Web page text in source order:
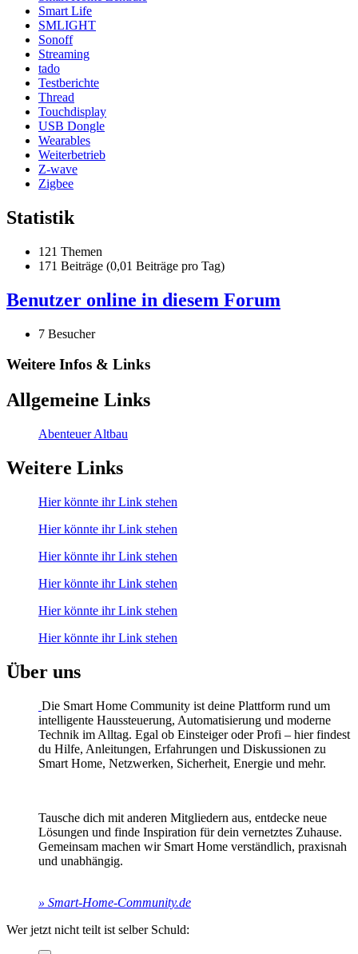
Smart Life
SMLIGHT
Sonoff
Streaming
tado
Testberichte
Thread
Touchdisplay
USB Dongle
Wearables
Weiterbetrieb
Z-wave
Zigbee
Statistik
121 Themen
171 Beiträge (0,01 Beiträge pro Tag)
Benutzer online in diesem Forum
7 Besucher
Weitere Infos & Links
Allgemeine Links
Abenteuer Altbau
Weitere Links
Hier könnte ihr Link stehen
Hier könnte ihr Link stehen
Hier könnte ihr Link stehen
Hier könnte ihr Link stehen
Hier könnte ihr Link stehen
Hier könnte ihr Link stehen
Über uns
Die Smart Home Community ist deine Plattform rund um
intelligente Haussteuerung, Automatisierung und moderne
Technik im Alltag. Egal ob Einsteiger oder Profi – hier findest
du Hilfe, Anleitungen, Erfahrungen und Diskussionen zu
Smart Home, Netzwerken, Sicherheit, Energie und mehr.
Tausche dich mit anderen Mitgliedern aus, entdecke neue
Lösungen und finde Inspiration für dein vernetztes Zuhause.
Gemeinsam machen wir Smart Home verständlich, praxisnah
und unabhängig.
» Smart-Home-Community.de
Wer jetzt nicht teilt ist selber Schuld: